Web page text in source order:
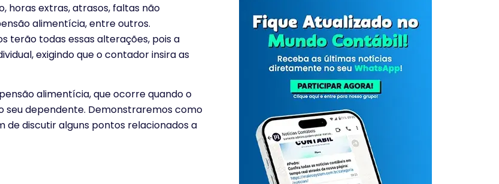
horas extras, atrasos, faltas não
alimentícia, entre outros.
terão todas essas alterações, pois a
exigindo que o contador insira as
alimentícia, que ocorre quando o
dependente. Demonstraremos como
de discutir alguns pontos relacionados a